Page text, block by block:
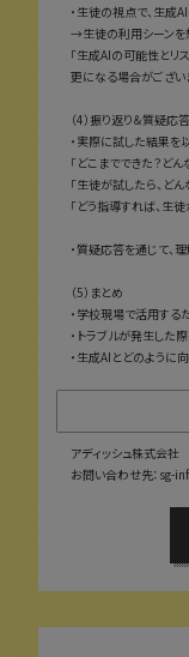
・生徒の視点で、生成
→生徒の利用シーンを
「生成AIの可能性とリ
更になる場合がござい
（4）振り返り＆質疑応答
・実際に試した結果を
「どこまでできた？ど
「生徒が試したら、ど
「どう指導すれば、生
・質疑応答を通じて、
（5）まとめ
・学校現場で活用する
・トラブルが発生した
・生成AIとどのように
アディッシュ株式会
お問い合わせ先：sg-